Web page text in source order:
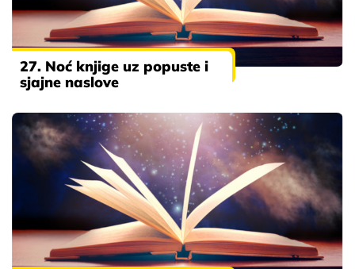
27. Noć knjige uz popuste i
sjajne naslove